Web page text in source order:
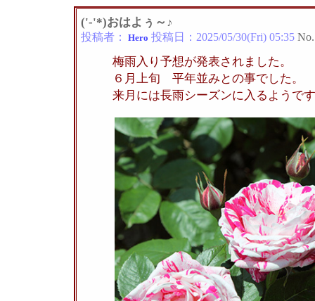
('-'*)おはよぅ～♪
投稿者： Hero 投稿日： 2025/05/30(Fri) 05:35 No.
梅雨入り予想が発表されました。
６月上旬 平年並みとの事でした。
来月には長雨シーズンに入るようで